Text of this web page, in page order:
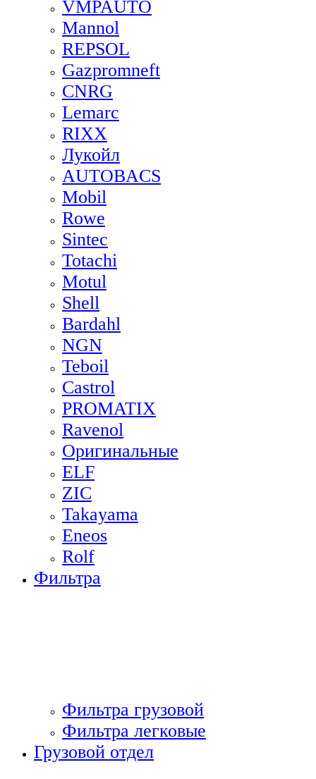
VMPAUTO
Mannol
REPSOL
Gazpromneft
CNRG
Lemarc
RIXX
Лукойл
AUTOBACS
Mobil
Rowe
Sintec
Totachi
Motul
Shell
Bardahl
NGN
Teboil
Castrol
PROMATIX
Ravenol
Оригинальные
ELF
ZIC
Takayama
Eneos
Rolf
Фильтра
Фильтра грузовой
Фильтра легковые
Грузовой отдел